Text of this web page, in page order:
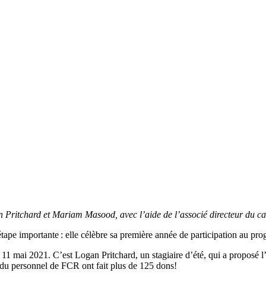
et Mariam Masood, avec l’aide de l’associé directeur du
importante : elle célèbre sa première année de participation au
mai 2021. C’est Logan Pritchard, un stagiaire d’été, qui a proposé
personnel de FCR ont fait plus de 125 dons!